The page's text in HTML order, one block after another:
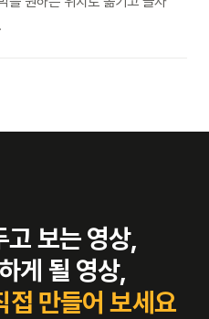
고 보는 영상,
게 될 영상,
접 만들어 보세요